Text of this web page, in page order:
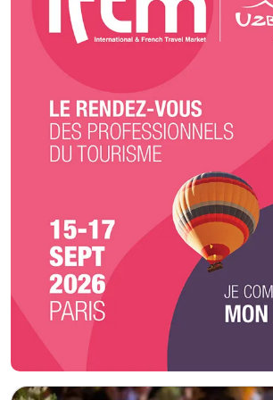
sa talentueuse équipe, c'est s'offrir la garantie d'un
événementielle de premier choix et d'une
expertise composite en restauration et services de
de dépasser vos attentes et de marquer les esprits,
instants mémorables pour vous et vos convives. Opter pour Chef Wawa,
c'est faire le choix d'une expertise culinaire et
pour un événement sans faille.